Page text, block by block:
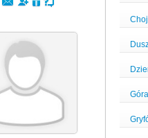
Góra